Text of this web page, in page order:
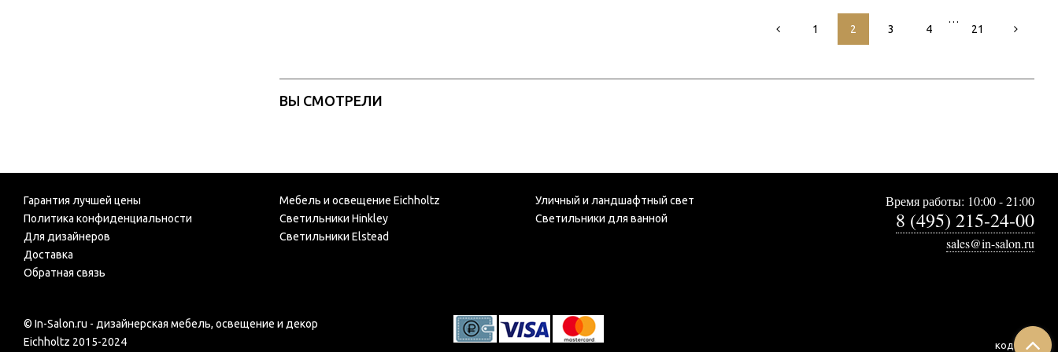
1 2 3 4
…
21
ВЫ СМОТРЕЛИ
Гарантия лучшей цены
Политика конфиденциальности
Для дизайнеров
Доставка
Обратная связь
Мебель и освещение Eichholtz
Светильники Hinkley
Светильники Elstead
Уличный и ландшафтный свет
Светильники для ванной
Время работы: 10:00 - 21:00
8 (495) 215-24-00
sales@in-salon.ru
© In-Salon.ru - дизайнерская мебель, освещение и декор
Eichholtz 2015-2024
код: 6483